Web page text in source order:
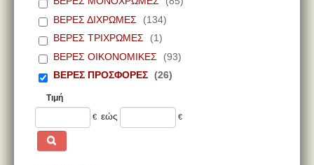
ΒΕΡΕΣ ΔΙΧΡΩΜΕΣ
(134)
ΒΕΡΕΣ ΤΡΙΧΡΩΜΕΣ
(1)
ΒΕΡΕΣ ΟΙΚΟΝΟΜΙΚΕΣ
(93)
ΒΕΡΕΣ ΠΡΟΣΦΟΡΕΣ (26)
Τιμή
€ εώς €